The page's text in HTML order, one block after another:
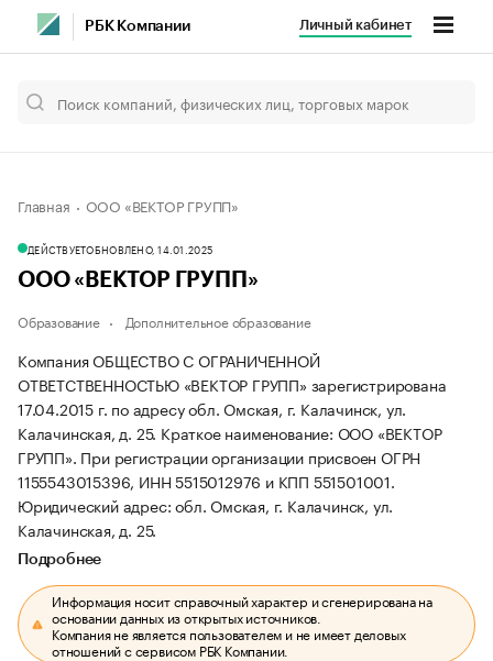
РБК Компании Личный кабинет
Главная ООО «ВЕКТОР ГРУПП»
ДЕЙСТВУЕТОБНОВЛЕНО, 14.01.2025
ООО «ВЕКТОР ГРУПП»
Образование Дополнительное образование
Компания ОБЩЕСТВО С ОГРАНИЧЕННОЙ
ОТВЕТСТВЕННОСТЬЮ «ВЕКТОР ГРУПП» зарегистрирована
17.04.2015 г. по адресу обл. Омская, г. Калачинск, ул.
Калачинская, д. 25. Краткое наименование: ООО «ВЕКТОР
ГРУПП». При регистрации организации присвоен ОГРН
1155543015396, ИНН 5515012976 и КПП 551501001.
Юридический адрес: обл. Омская, г. Калачинск, ул.
Калачинская, д. 25.
Подробнее
Информация носит справочный характер и сгенерирована на
основании данных из открытых источников.
Компания не является пользователем и не имеет деловых
отношений с сервисом РБК Компании.